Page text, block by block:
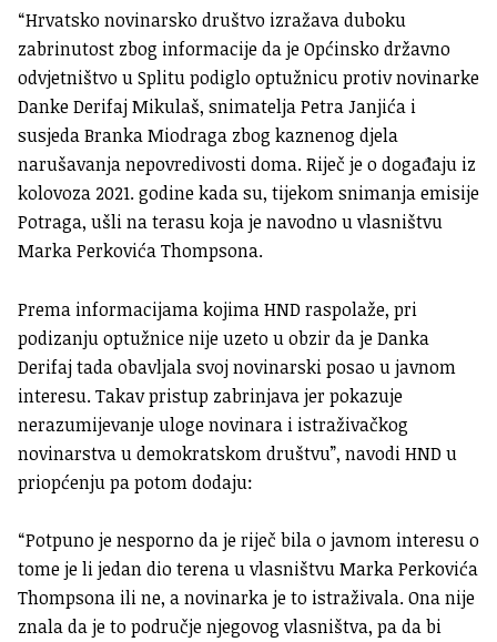
“Hrvatsko novinarsko društvo izražava duboku
zabrinutost zbog informacije da je Općinsko državno
odvjetništvo u Splitu podiglo optužnicu protiv novinarke
Danke Derifaj Mikulaš, snimatelja Petra Janjića i
susjeda Branka Miodraga zbog kaznenog djela
narušavanja nepovredivosti doma. Riječ je o događaju iz
kolovoza 2021. godine kada su, tijekom snimanja emisije
Potraga, ušli na terasu koja je navodno u vlasništvu
Marka Perkovića Thompsona.
Prema informacijama kojima HND raspolaže, pri
podizanju optužnice nije uzeto u obzir da je Danka
Derifaj tada obavljala svoj novinarski posao u javnom
interesu. Takav pristup zabrinjava jer pokazuje
nerazumijevanje uloge novinara i istraživačkog
novinarstva u demokratskom društvu”, navodi HND u
priopćenju pa potom dodaju:
“Potpuno je nesporno da je riječ bila o javnom interesu o
tome je li jedan dio terena u vlasništvu Marka Perkovića
Thompsona ili ne, a novinarka je to istraživala. Ona nije
znala da je to područje njegovog vlasništva, pa da bi